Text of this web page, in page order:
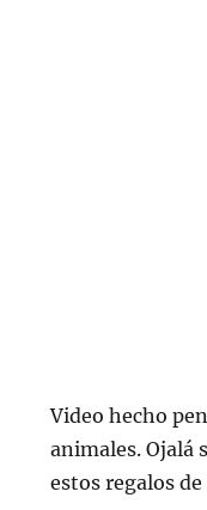
Video hecho
animales. Ojalá
estos regalos de